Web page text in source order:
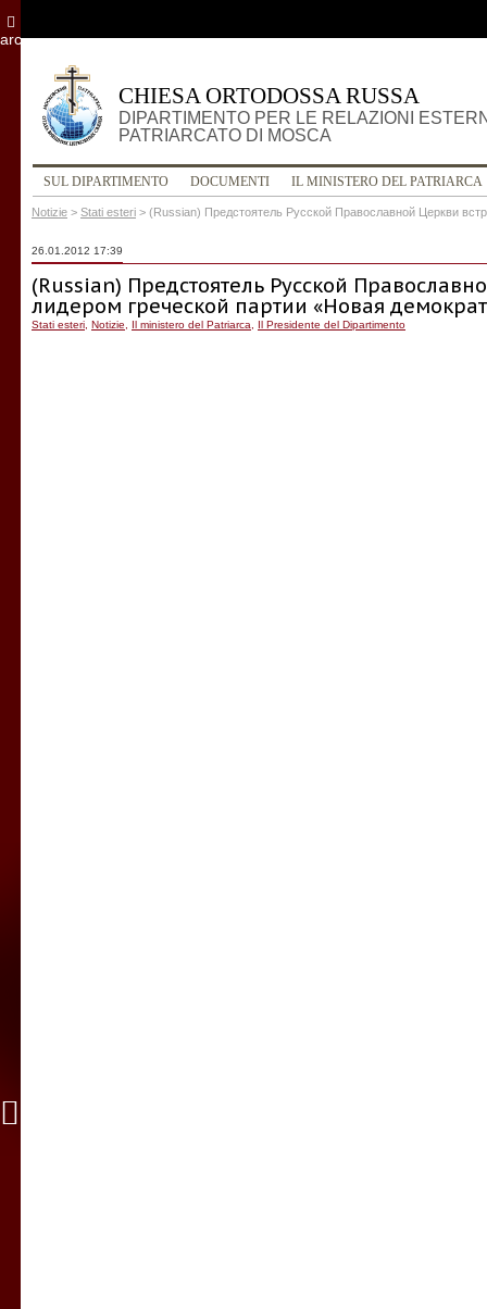
CHIESA ORTODOSSA RUSSA
DIPARTIMENTO PER LE RELAZIONI
PATRIARCATO DI MOSCA
SUL DIPARTIMENTO DOCUMENTI IL MINISTERO DEL PATRIARCA
Notizie > Stati esteri > (Russian) Предстоятель Русской Православной Церкви
26.01.2012 17:39
(Russian) Предстоятель Русской
лидером греческой партии «Новая
Stati esteri Notizie Il ministero del Patriarca Il Presidente del Dipartimento
archivio